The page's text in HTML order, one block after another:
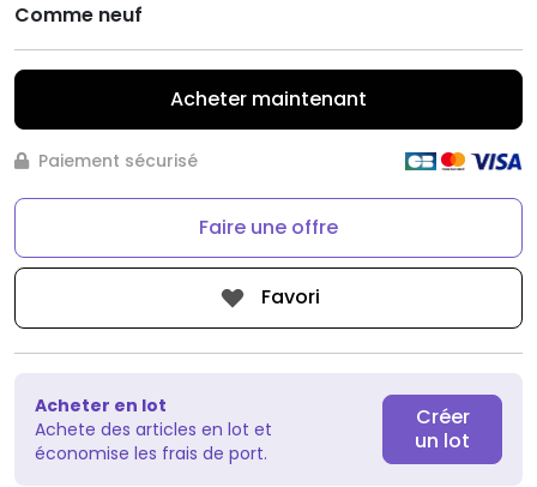
Comme neuf
Acheter maintenant
Paiement sécurisé
Faire une offre
Favori
Acheter en lot
Achete des articles en lot et
économise les frais de port.
Créer
un lot